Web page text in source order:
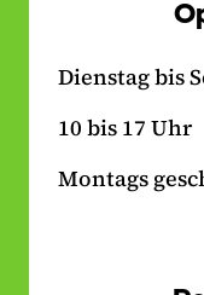
Dienstag bis
10 bis 17 Uhr
Montags